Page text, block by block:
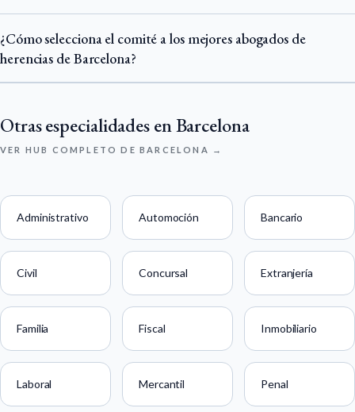
¿Cómo selecciona el comité a los mejores abogados de
herencias de Barcelona?
Otras especialidades en Barcelona
VER HUB COMPLETO DE BARCELONA →
Administrativo Automoción Bancario
Civil Concursal Extranjería
Familia Fiscal Inmobiliario
Laboral Mercantil Penal